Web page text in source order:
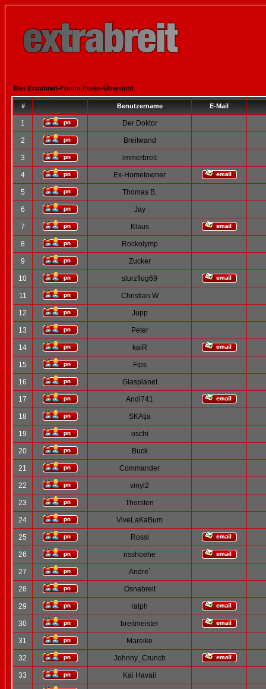
Das Extrabreit-Forum Foren-Übersicht
# Benutzername E-Mail
1 Der Doktor
2 Breitwand
3 immerbreit
4 Ex-Hometowner
5 Thomas B.
6 Jay
7 Klaus
8 Rockolymp
9 Zucker
10 sturzflug69
11 Christian W
12 Jupp
13 Peter
14 kaiR
15 Fips
16 Glasplanet
17 Andi741
18 SKAtja
19 oschi
20 Buck
21 Commander
22 vinyl2
23 Thorsten
24 ViveLaKaBum
25 Rossi
26 risshoehe
27 Andre´
28 Osnabreit
29 ralph
30 breitmeister
31 Mareike
32 Johnny_Crunch
33 Kai Havaii